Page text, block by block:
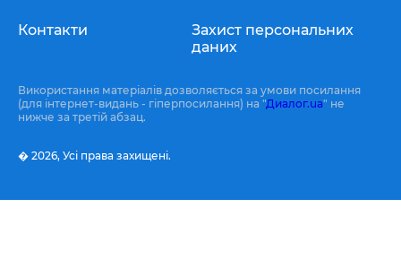
Контакти
Захист персональних
даних
Використання матеріалів дозволяється за умови посилання
(для інтернет-видань - гіперпосилання) на "Диалог.ua" не
нижче за третій абзац.
� 2026, Усі права захищені.